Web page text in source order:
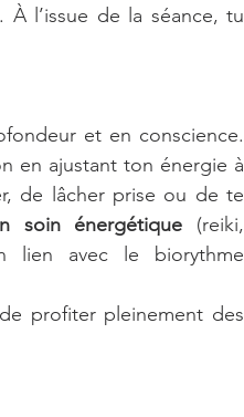
l’issue de la séance, tu
et en conscience.
en ajustant ton énergie à
de lâcher prise ou de te
soin énergétique (reiki,
lien avec le biorythme
profiter pleinement des